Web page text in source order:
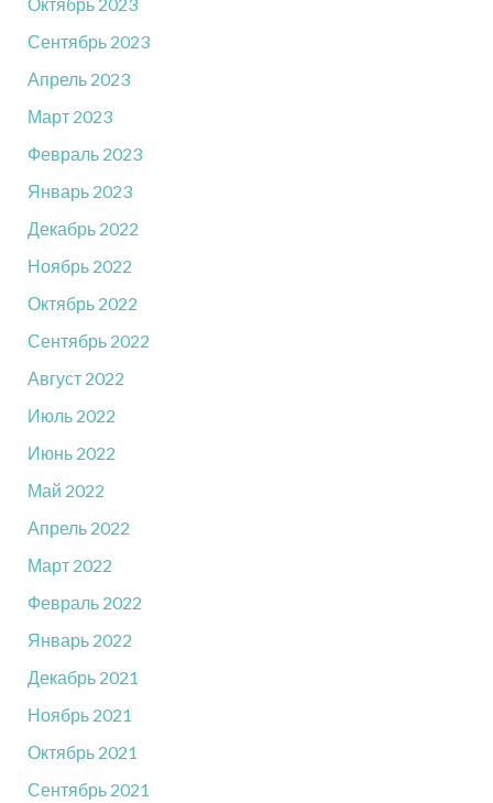
Сентябрь 2023
Апрель 2023
Март 2023
Февраль 2023
Январь 2023
Декабрь 2022
Ноябрь 2022
Октябрь 2022
Сентябрь 2022
Август 2022
Июль 2022
Июнь 2022
Май 2022
Апрель 2022
Март 2022
Февраль 2022
Январь 2022
Декабрь 2021
Ноябрь 2021
Октябрь 2021
Сентябрь 2021